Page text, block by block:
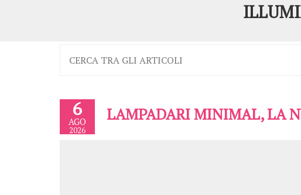
6
AGO
2026
LAMPADARI MINIMAL, LA